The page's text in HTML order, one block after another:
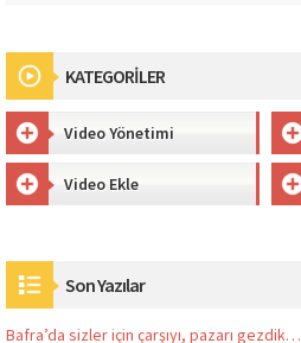
KATEGORİLER
Video Yönetimi
Video Ekle
Son Yazılar
Bafra’da sizler için çarşıyı, pazarı gezdik…